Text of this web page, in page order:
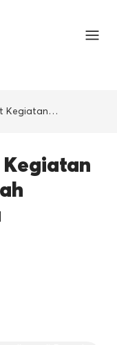
Kegiatan
Kegiatan